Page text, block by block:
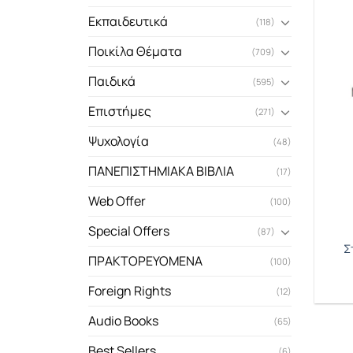
Εκπαιδευτικά (118)
Ποικίλα Θέματα (709)
Παιδικά (595)
Επιστήμες (271)
Ψυχολογία (48)
ΠΑΝΕΠΙΣΤΗΜΙΑΚΑ ΒΙΒΛΙΑ (17)
Web Offer (100)
Special Offers (87)
ΠΡΑΚΤΟΡΕΥΟΜΕΝΑ (100)
Foreign Rights (12)
Audio Books (65)